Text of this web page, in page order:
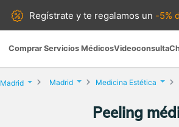
Regístrate yte regalamos un -5%
Comprar Servicios MédicosVideoconsulta
Madrid Madrid Medicina Estética
Peeling